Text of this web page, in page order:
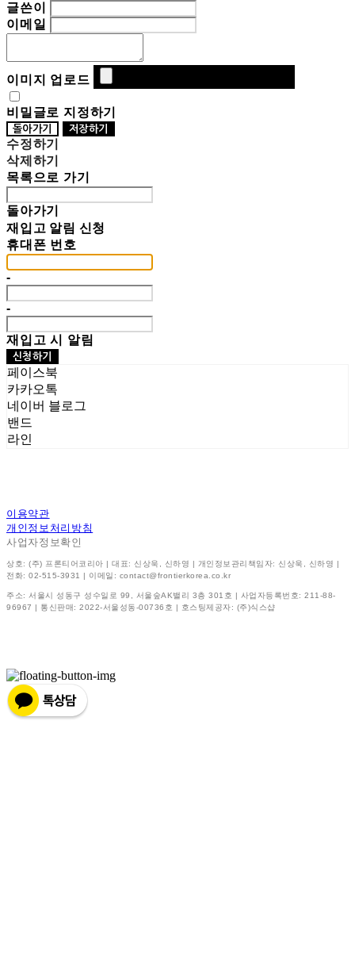
글쓴이
이메일
이미지 업로드
비밀글로 지정하기
돌아가기 저장하기
수정하기
삭제하기
목록으로 가기
돌아가기
재입고 알림 신청
휴대폰 번호
-
-
재입고 시 알림
신청하기
페이스북
카카오톡
네이버 블로그
밴드
라인
이용약관
개인정보처리방침
사업자정보확인
상호: (주) 프론티어코리아 | 대표: 신상욱, 신하영 | 개인정보관리책임자: 신상욱, 신하영 |
전화: 02-515-3931 | 이메일: contact@frontierkorea.co.kr
주소: 서울시 성동구 성수일로 99, 서울숲AK밸리 3층 301호 | 사업자등록번호: 211-88-
96967 | 통신판매: 2022-서울성동-00736호 | 호스팅제공자: (주)식스샵